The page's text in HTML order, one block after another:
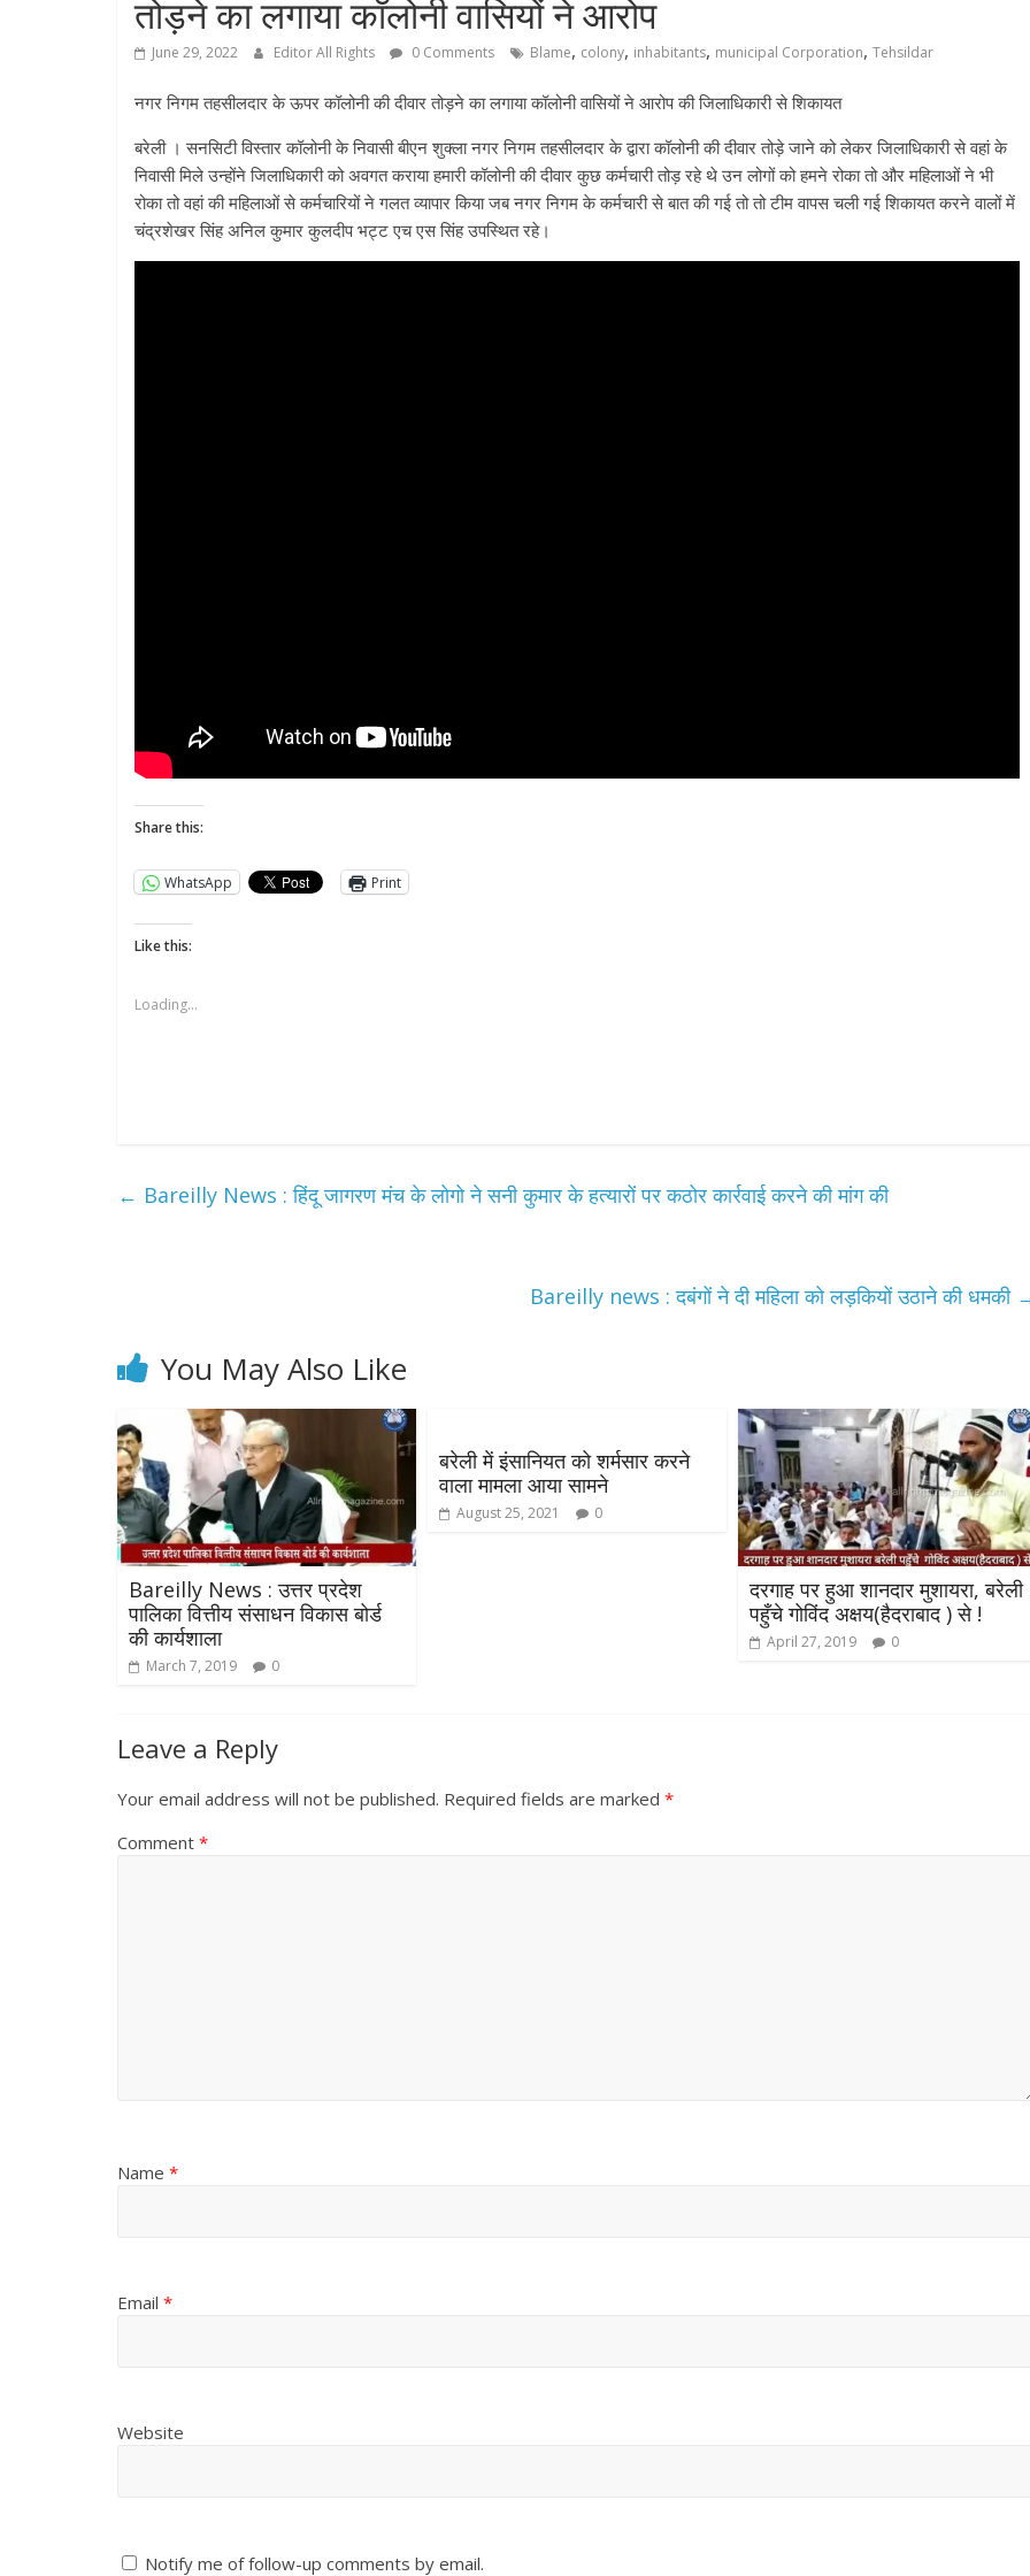
तोड़ने का लगाया कॉलोनी वासियों ने आरोप
June 29, 2022 Editor All Rights 0 Comments Blame, colony, inhabitants, municipal Corporation, Tehsildar
नगर निगम तहसीलदार के ऊपर कॉलोनी की दीवार तोड़ने का लगाया कॉलोनी वासियों ने आरोप की जिलाधिकारी से शिकायत
बरेली । सनसिटी विस्तार कॉलोनी के निवासी बीएन शुक्ला नगर निगम तहसीलदार के द्वारा कॉलोनी की दीवार तोड़े जाने को लेकर जिलाधिकारी से वहां के
निवासी मिले उन्होंने जिलाधिकारी को अवगत कराया हमारी कॉलोनी की दीवार कुछ कर्मचारी तोड़ रहे थे उन लोगों को हमने रोका तो और महिलाओं ने भी
रोका तो वहां की महिलाओं से कर्मचारियों ने गलत व्यापार किया जब नगर निगम के कर्मचारी से बात की गई तो तो टीम वापस चली गई शिकायत करने वालों में
चंद्रशेखर सिंह अनिल कुमार कुलदीप भट्ट एच एस सिंह उपस्थित रहे।
Share this:
WhatsApp Print
Like this:
Loading...
← Bareilly News : हिंदू जागरण मंच के लोगो ने सनी कुमार के हत्यारों पर कठोर कार्रवाई करने की मांग की
Bareilly news : दबंगों ने दी महिला को लड़कियों उठाने की धमकी
You May Also Like
Bareilly News : उत्तर प्रदेश
पालिका वित्तीय संसाधन विकास बोर्ड
की कार्यशाला
March 7, 2019 0
बरेली में इंसानियत को शर्मसार करने
वाला मामला आया सामने
August 25, 2021 0
दरगाह पर हुआ शानदार मुशायरा, बरेली
पहुँचे गोविंद अक्षय(हैदराबाद ) से !
April 27, 2019 0
Leave a Reply
Your email address will not be published. Required fields are marked *
Comment *
Name *
Email *
Website
Notify me of follow-up comments by email.